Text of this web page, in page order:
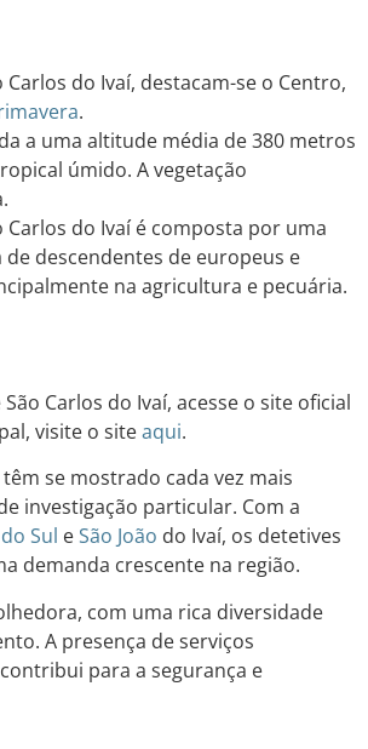
do Ivaí, destacam-se o Centro,
.
a uma altitude média de 380 metros
úmido. A vegetação
Carlos do Ivaí é composta por uma
descendentes de europeus e
na agricultura e pecuária.
Carlos do Ivaí, acesse o site oficial
visite o siteaqui.
se mostrado cada vez mais
investigação particular. Com a
Sul eSão João do Ivaí, os detetives
demanda crescente na região.
com uma rica diversidade
A presença de serviços
para a segurança e